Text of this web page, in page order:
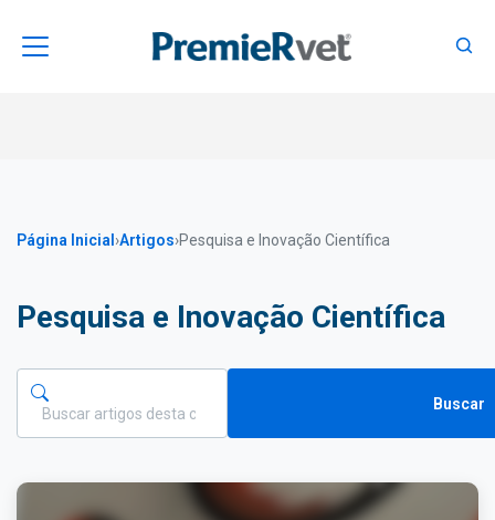
Página Inicial ›Artigos›Pesquisa e Inovação Científica
Pesquisa e Inovação Científica
Buscar